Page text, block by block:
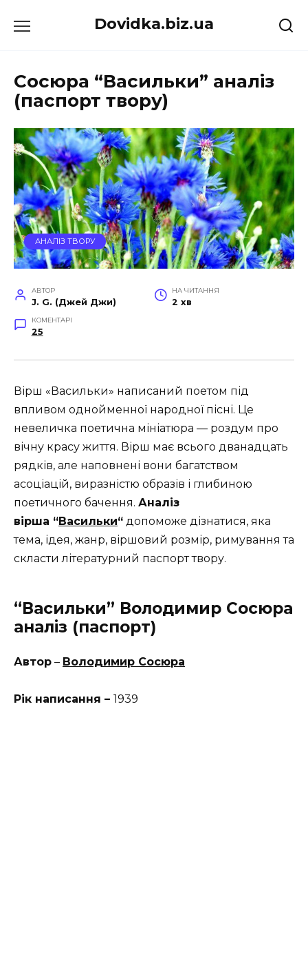
до
Dovidka.biz.ua
Сосюра “Васильки” аналіз
(паспорт твору)
АНАЛІЗ ТВОРУ
АВТОР
J. G. (Джей Джи)
НА ЧИТАННЯ
2 хв
КОМЕНТАРІ
25
Вірш «Васильки» написаний поетом під
впливом однойменної народної пісні. Це
невеличка поетична мініатюра — роздум про
вічну красу життя. Вірш має всього дванадцать
рядків, але наповнені вони багатством
асоціацій, виразністю образів і глибиною
поетичного бачення. Аналіз
вірша “Васильки“ допоможе дізнатися, яка
тема, ідея, жанр, віршовий розмір, римування та
скласти літературний паспорт твору.
“Васильки” Володимир Сосюра
аналіз (паспорт)
Автор – Володимир Сосюра
Рік написання – 1939